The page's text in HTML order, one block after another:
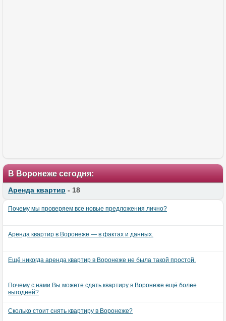
В Воронеже сегодня:
Аренда квартир - 18
Почему мы проверяем все новые предложения лично?
Аренда квартир в Воронеже — в фактах и данных.
Ещё никогда аренда квартир в Воронеже не была такой простой.
Почему с нами Вы можете сдать квартиру в Воронеже ещё более
выгодней?
Сколько стоит снять квартиру в Воронеже?